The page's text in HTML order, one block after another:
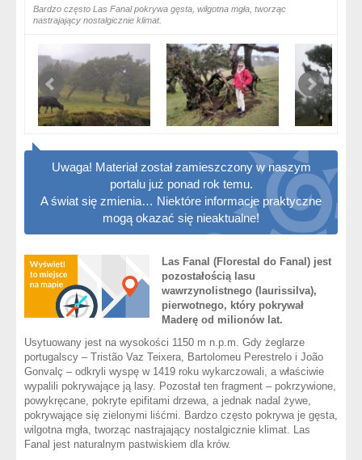
Bardzo często Las Fanal pokrywa gęsta, wilgotna mgła, tworząc
nastrajający nostalgicznie klimat.
Uwaga! Materiał został zamieszczony w naszym
portalu już ponad rok temu.
A świat się zmienia… Niektóre informacje praktyczne
mogą okazać się nieaktualne!
Las Fanal (Florestal do Fanal) jest
pozostałością lasu
wawrzynolistnego (laurissilva),
pierwotnego, który pokrywał
Maderę od milionów lat.
Usytuowany jest na wysokości 1150 m n.p.m. Gdy żeglarze
portugalscy – Tristão Vaz Teixera, Bartolomeu Perestrelo i João
Gonvalç – odkryli wyspę w 1419 roku wykarczowali, a właściwie
wypalili pokrywające ją lasy. Pozostał ten fragment – pokrzywione,
powykręcane, pokryte epifitami drzewa, a jednak nadal żywe,
pokrywające się zielonymi liśćmi. Bardzo często pokrywa je gęsta,
wilgotna mgła, tworząc nastrajający nostalgicznie klimat. Las
Fanal jest naturalnym pastwiskiem dla krów.